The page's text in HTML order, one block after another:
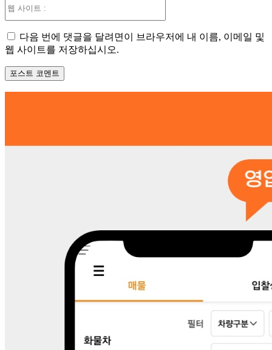
트
다음 번에 댓글을 달려면이 브라우저에 내 이름, 이메일 및
웹 사이트를 저장하십시오.